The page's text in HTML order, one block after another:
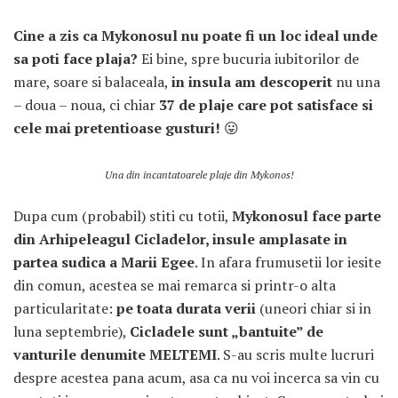
Cine a zis ca Mykonosul nu poate fi un loc ideal unde
sa poti face plaja? Ei bine, spre bucuria iubitorilor de
mare, soare si balaceala, in insula am descoperit nu una
– doua – noua, ci chiar 37 de plaje care pot satisface si
cele mai pretentioase gusturi! 😛
Una din incantatoarele plaje din Mykonos!
Dupa cum (probabil) stiti cu totii, Mykonosul face parte
din Arhipeleagul Cicladelor, insule amplasate in
partea sudica a Marii Egee. In afara frumusetii lor iesite
din comun, acestea se mai remarca si printr-o alta
particularitate: pe toata durata verii (uneori chiar si in
luna septembrie), Cicladele sunt „bantuite” de
vanturile denumite MELTEMI. S-au scris multe lucruri
despre acestea pana acum, asa ca nu voi incerca sa vin cu
implineste azi 10 ani!
25 NOIEMBRIE 2024
„Let’s Talk About
Menopause” – dincolo de a
fi un subiect tabu
2 APRILIE 2024
Un weekend in La Spezia si
Cinque Terre